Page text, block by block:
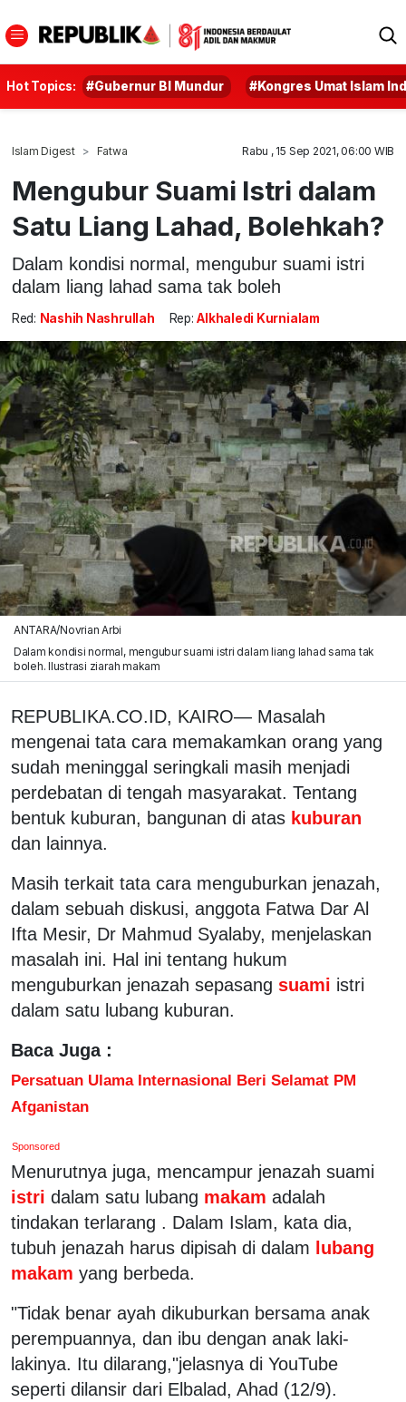
Hot Topics: #Gubernur BI Mundur #Kongres Umat Islam
Islam Digest Fatwa Rabu , 15 Sep 2021, 06:00 WIB
Mengubur Suami Istri dalam
Satu Liang Lahad, Bolehkah?
Dalam kondisi normal, mengubur suami istri
dalam liang lahad sama tak boleh
Red: Nashih Nashrullah Rep: Alkhaledi Kurnialam
ANTARA/Novrian Arbi
Dalam kondisi normal, mengubur suami istri dalam liang lahad sama tak
boleh. Ilustrasi ziarah makam
REPUBLIKA.CO.ID, KAIRO— Masalah
mengenai tata cara memakamkan orang yang
sudah meninggal seringkali masih menjadi
perdebatan di tengah masyarakat. Tentang
bentuk kuburan, bangunan di atas kuburan
dan lainnya.
Masih terkait tata cara menguburkan jenazah,
dalam sebuah diskusi, anggota Fatwa Dar Al
Ifta Mesir, Dr Mahmud Syalaby, menjelaskan
masalah ini. Hal ini tentang hukum
menguburkan jenazah sepasang suami istri
dalam satu lubang kuburan.
Baca Juga :
Persatuan Ulama Internasional Beri Selamat PM
Afganistan
Sponsored
Menurutnya juga, mencampur jenazah suami
istri dalam satu lubang makam adalah
tindakan terlarang . Dalam Islam, kata dia,
tubuh jenazah harus dipisah di dalam lubang
makam yang berbeda.
"Tidak benar ayah dikuburkan bersama anak
perempuannya, dan ibu dengan anak laki-
lakinya. Itu dilarang,"jelasnya di YouTube
seperti dilansir dari Elbalad, Ahad (12/9).